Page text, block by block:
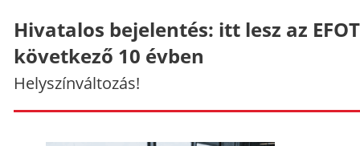
Hivatalos bejelentés: itt lesz az
következő 10 évben
Helyszínváltozás!